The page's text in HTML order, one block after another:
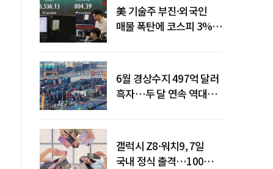
美 기술주 부진·외국인
매물 폭탄에 코스피 3%대
6월 경상수지 497억 달러
흑자…두 달 연속 역대
갤럭시 Z8·워치9, 7일
국내 정식 출격…100개국